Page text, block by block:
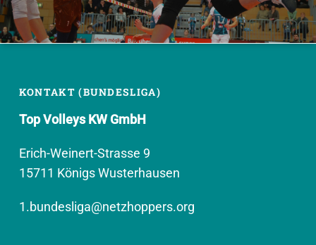
KONTAKT (BUNDESLIGA)
Top Volleys KW GmbH
Erich-Weinert-Strasse 9
15711 Königs Wusterhausen
1.bundesliga@netzhoppers.org